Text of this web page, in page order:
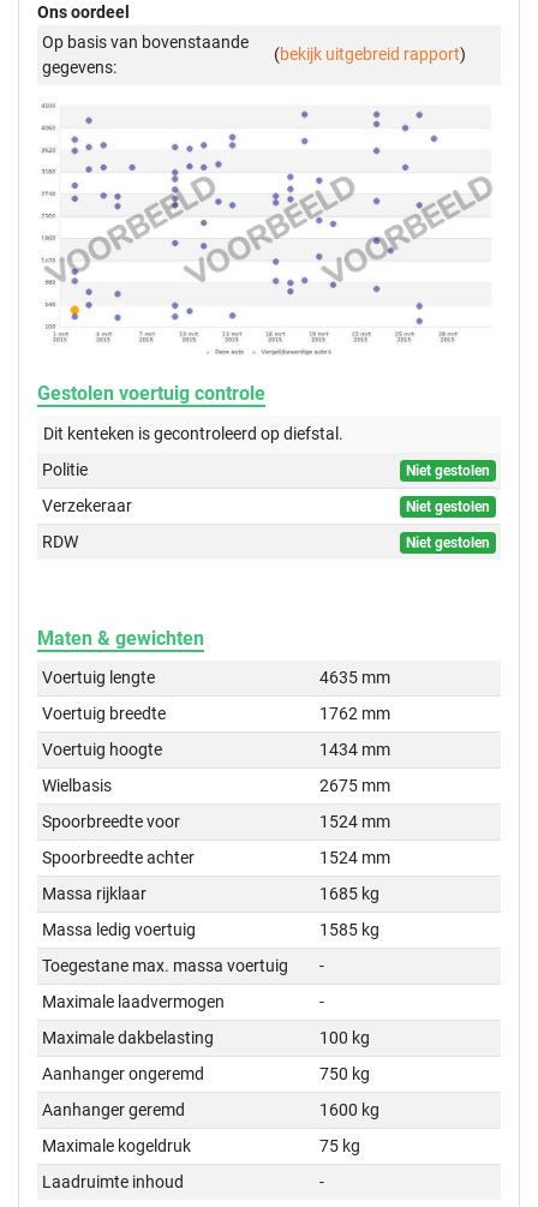
Ons oordeel
Op basis van bovenstaande
gegevens:
(bekijk uitgebreid rapport)
Gestolen voertuig controle
Dit kenteken is gecontroleerd opdiefstal.
Politie
Niet gestolen
Verzekeraar Niet gestolen
RDW Niet gestolen
Maten & gewichten
Voertuig lengte
4635 mm
Voertuig breedte
1762 mm
Voertuig hoogte
1434 mm
Wielbasis
2675 mm
Spoorbreedte voor
1524 mm
Spoorbreedte achter
1524 mm
Massa rijklaar
1685 kg
Massa ledig voertuig
1585 kg
Toegestane max. massa voertuig
-
Maximale laadvermogen
-
Maximale dakbelasting
100 kg
Aanhanger ongeremd
750 kg
Aanhanger geremd
1600 kg
Maximale kogeldruk
75 kg
Laadruimte inhoud
-